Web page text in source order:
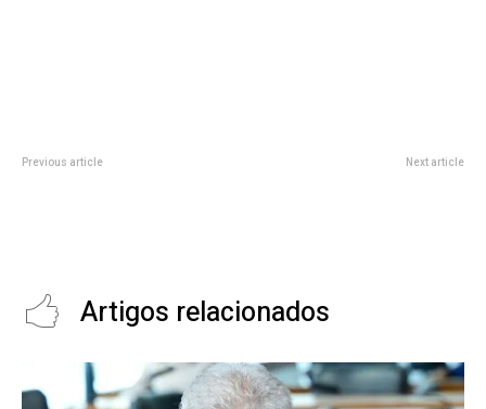
Previous article Next article
Artigos relacionados